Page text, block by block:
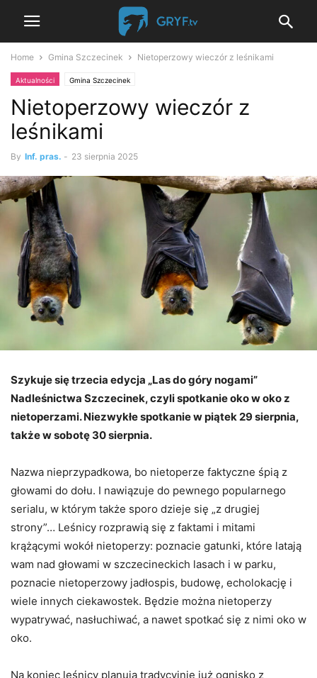
Home Gmina Szczecinek Nietoperzowy wieczór z leśnikami
Aktualności Gmina Szczecinek
Nietoperzowy wieczór z
leśnikami
By Inf. pras. - 23 sierpnia 2025
Szykuje się trzecia edycja „Las do góry nogami”
Nadleśnictwa Szczecinek, czyli spotkanie oko w oko z
nietoperzami. Niezwykłe spotkanie w piątek 29 sierpnia,
także w sobotę 30 sierpnia.
Nazwa nieprzypadkowa, bo nietoperze faktyczne śpią z
głowami do dołu. I nawiązuje do pewnego popularnego
serialu, w którym także sporo dzieje się „z drugiej
strony”… Leśnicy rozprawią się z faktami i mitami
krążącymi wokół nietoperzy: poznacie gatunki, które latają
wam nad głowami w szczecineckich lasach i w parku,
poznacie nietoperzowy jadłospis, budowę, echolokację i
wiele innych ciekawostek. Będzie można nietoperzy
wypatrywać, nasłuchiwać, a nawet spotkać się z nimi oko w
oko.
Na koniec leśnicy planują tradycyjnie już ognisko z